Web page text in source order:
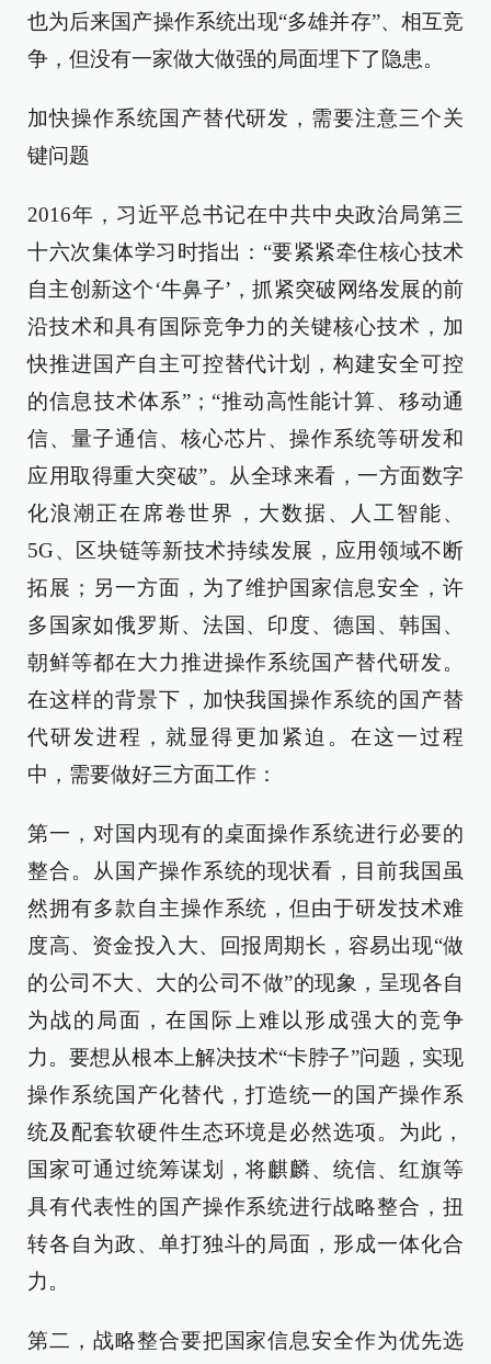
也为后来国产操作系统出现“多雄并存”、相互竞
争，但没有一家做大做强的局面埋下了隐患。
加快操作系统国产替代研发，需要注意三个关
键问题
2016年，习近平总书记在中共中央政治局第三
十六次集体学习时指出：“要紧紧牵住核心技术
自主创新这个‘牛鼻子’，抓紧突破网络发展的前
沿技术和具有国际竞争力的关键核心技术，加
快推进国产自主可控替代计划，构建安全可控
的信息技术体系”；“推动高性能计算、移动通
信、量子通信、核心芯片、操作系统等研发和
应用取得重大突破”。从全球来看，一方面数字
化浪潮正在席卷世界，大数据、人工智能、
5G、区块链等新技术持续发展，应用领域不断
拓展；另一方面，为了维护国家信息安全，许
多国家如俄罗斯、法国、印度、德国、韩国、
朝鲜等都在大力推进操作系统国产替代研发。
在这样的背景下，加快我国操作系统的国产替
代研发进程，就显得更加紧迫。在这一过程
中，需要做好三方面工作：
第一，对国内现有的桌面操作系统进行必要的
整合。从国产操作系统的现状看，目前我国虽
然拥有多款自主操作系统，但由于研发技术难
度高、资金投入大、回报周期长，容易出现“做
的公司不大、大的公司不做”的现象，呈现各自
为战的局面，在国际上难以形成强大的竞争
力。要想从根本上解决技术“卡脖子”问题，实现
操作系统国产化替代，打造统一的国产操作系
统及配套软硬件生态环境是必然选项。为此，
国家可通过统筹谋划，将麒麟、统信、红旗等
具有代表性的国产操作系统进行战略整合，扭
转各自为政、单打独斗的局面，形成一体化合
力。
第二，战略整合要把国家信息安全作为优先选